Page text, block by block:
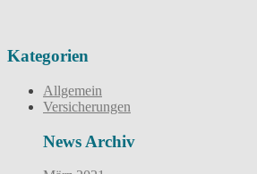
Kategorien
Allgemein
Versicherungen
News Archiv